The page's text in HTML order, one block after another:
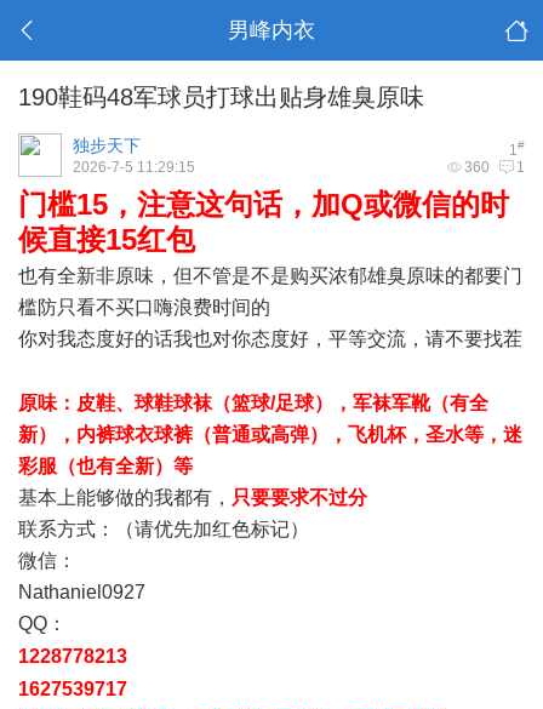
男峰内衣
190鞋码48军球员打球出贴身雄臭原味
1#
独步天下
360 1
2026-7-5 11:29:15
门槛15，注意这句话，加Q或微信的时
候直接15红包6 r5 Z6 ~ L7 A5 d8 ?
也有全新非原味，但不管是不是购买浓郁雄臭原味的都要门
槛防只看不买口嗨浪费时间的
你对我态度好的话我也对你态度好，平等交流，请不要找茬
原味：皮鞋、球鞋球袜（篮球/足球），军袜军靴（有全
新），内裤球衣球裤（普通或高弹），飞机杯，圣水等，迷
彩服（也有全新）等
基本上能够做的我都有， 只要要求不过分
联系方式：（请优先加红色标记）
微信：
Nathaniel0927
QQ：
1228778213
1627539717